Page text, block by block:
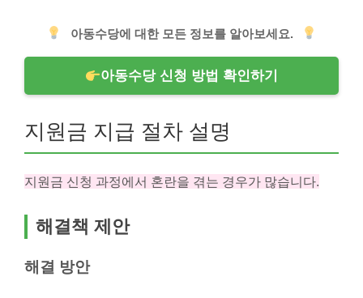
아동수당에 대한 모든 정보를 알아보세요.
아동수당 신청 방법 확인하기
지원금 지급 절차 설명
지원금 신청 과정에서 혼란을 겪는 경우가 많습니다.
해결책 제안
해결 방안